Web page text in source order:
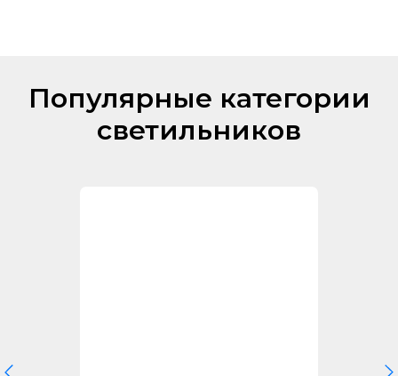
Популярные категории
светильников